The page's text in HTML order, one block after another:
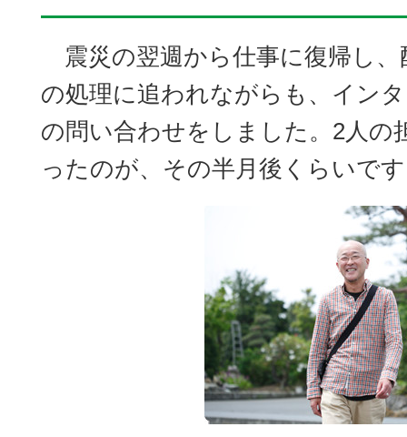
震災の翌週から仕事に復帰し
の処理に追われながらも、イン
の問い合わせをしました。2人の
ったのが、その半月後くらいで